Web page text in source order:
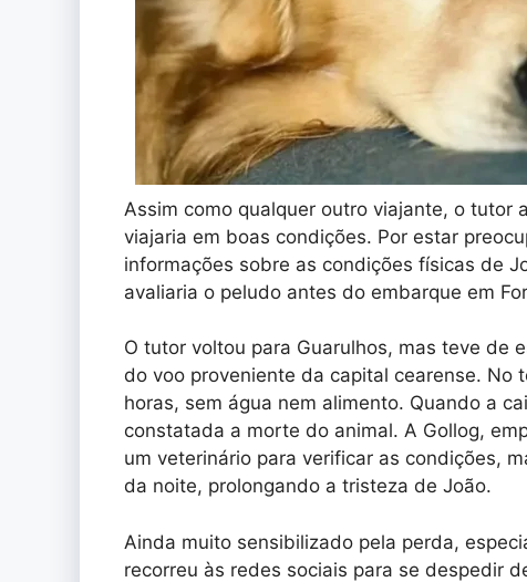
Assim como qualquer outro viajante, o tutor
viajaria em boas condições. Por estar
informações sobre as condições físicas de
avaliaria o peludo antes do embarque em
O tutor voltou para Guarulhos, mas teve de
do voo proveniente da capital cearense. No
horas, sem água nem alimento. Quando a
constatada a morte do animal. A Gollog,
um veterinário para verificar as condições,
da noite, prolongando a tristeza de João.
Ainda muito sensibilizado pela perda,
recorreu às redes sociais para se despedir